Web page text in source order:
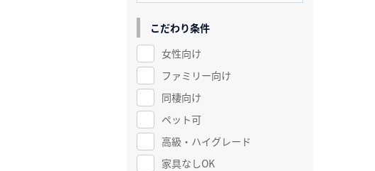
こだわり条件
女性向け
ファミリー向け
同棲向け
ペット可
高級・ハイグレード
家具なしOK